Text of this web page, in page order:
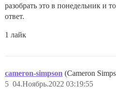
разобрать это в понедельник и
ответ.
1 лайк
cameron-simpson (Cameron
04.Ноябрь.2022 03:19:55
5